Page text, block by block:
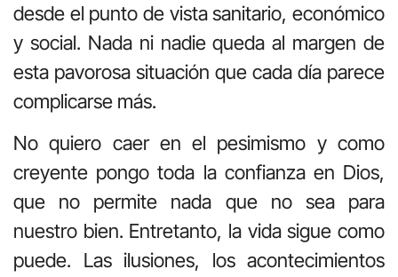
desde el punto de vista sanitario, económico
y social. Nada ni nadie queda al margen de
esta pavorosa situación que cada día parece
complicarse más.
No quiero caer en el pesimismo y como
creyente pongo toda la confianza en Dios,
que no permite nada que no sea para
nuestro bien. Entretanto, la vida sigue como
puede. Las ilusiones, los acontecimientos